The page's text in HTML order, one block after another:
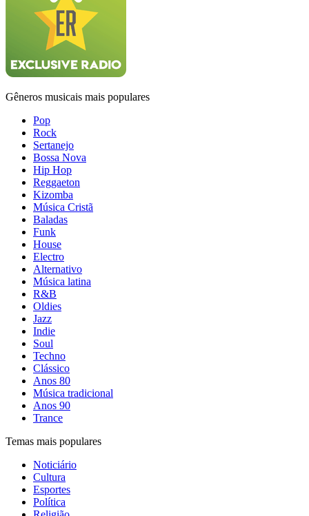
Gêneros musicais mais populares
Pop
Rock
Sertanejo
Bossa Nova
Hip Hop
Reggaeton
Kizomba
Música Cristã
Baladas
Funk
House
Electro
Alternativo
Música latina
R&B
Oldies
Jazz
Indie
Soul
Techno
Clássico
Anos 80
Música tradicional
Anos 90
Trance
Temas mais populares
Noticiário
Cultura
Esportes
Política